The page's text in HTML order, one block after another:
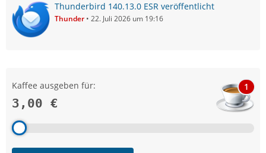
Thunderbird 140.13.0 ESR veröffentlicht
Thunder 22. Juli 2026 um 19:16
Kaffee ausgeben für:
3,00 €
1